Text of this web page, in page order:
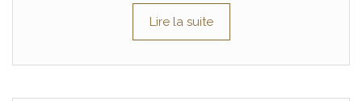
Lire la suite